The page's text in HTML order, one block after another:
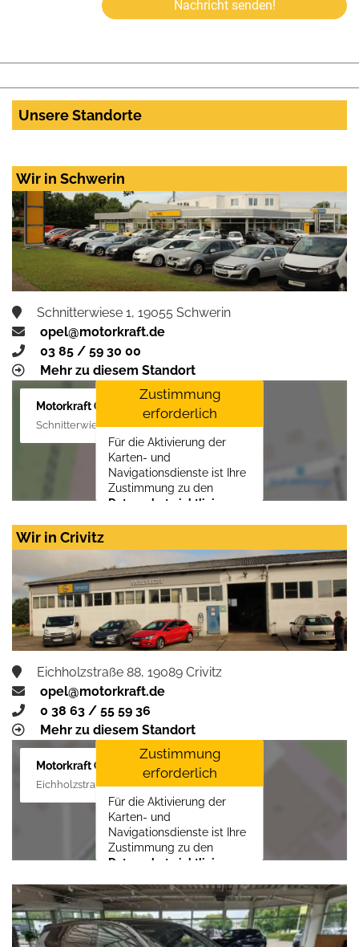
Nachricht senden!
Unsere Standorte
Wir in Schwerin
Schnitterwiese 1, 19055 Schwerin
opel@motorkraft.de
03 85 / 59 30 00
Mehr zu diesem Standort
Motorkraft GmbH
Schnitterwiese 1, 19055 Schwerin
Zustimmung
erforderlich
Für die Aktivierung der
Karten- und
Navigationsdienste ist Ihre
Zustimmung zu den
Datenschutzrichtlinien
Zustimmen und
aktivieren
Wir in Crivitz
Eichholzstraße 88, 19089 Crivitz
opel@motorkraft.de
0 38 63 / 55 59 36
Mehr zu diesem Standort
Motorkraft GmbH
Eichholzstraße 88, 19089 Crivitz
Zustimmung
erforderlich
Für die Aktivierung der
Karten- und
Navigationsdienste ist Ihre
Zustimmung zu den
Datenschutzrichtlinien
LLCerforderlich.
Zustimmen und
aktivieren